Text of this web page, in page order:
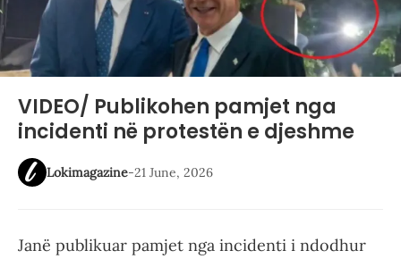
VIDEO/ Publikohen pamjet nga
incidenti në protestën e djeshme
Lokimagazine-21 June, 2026
Janë publikuar pamjet nga incidenti i ndodhur